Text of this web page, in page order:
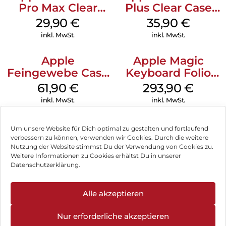
Um unsere Website für Dich optimal zu gestalten und fortlaufend
verbessern zu können, verwenden wir Cookies. Durch die weitere
Nutzung der Website stimmst Du der Verwendung von Cookies zu.
Weitere Informationen zu Cookies erhältst Du in unserer
Datenschutzerklärung.
Alle akzeptieren
Nur erforderliche akzeptieren
Ständer, der sowohl horizontale als auch vertikale
Blickwinkel unterstützt.
Pro Max Clear
Case MagSafe
Transparent
29,90€
inkl. MwSt.
Plus Clear Case
MagSafe
Transparent
35,90 €
inkl. MwSt.
Apple
Feingewebe Case
iPhone 15 Pro
MagSafe Schwarz
61,90 €
inkl. MwSt.
Apple Magic
Keyboard Folio
iPad 10.9″ (10.Gen.)
Weiß
293,90€
inkl. MwSt.
Impressum